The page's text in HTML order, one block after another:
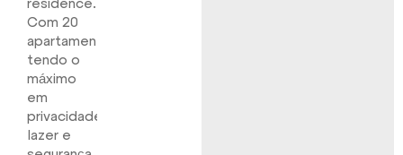
Com 20
apartamentos
tendo o
máximo
em
privacidade,
lazer e